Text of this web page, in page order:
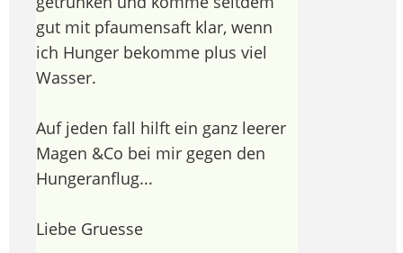
gut mit pfaumensaft klar, wenn
ich Hunger bekomme plus viel
Wasser.
Auf jeden fall hilft ein ganz leerer
Magen &Co bei mir gegen den
Hungeranflug...
Liebe Gruesse